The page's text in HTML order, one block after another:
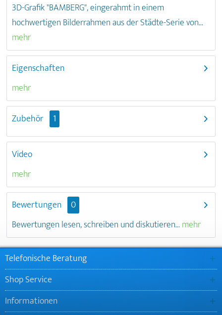
3D-Grafik "BAMBERG", eingerahmt in einem
hochwertigen Bilderrahmen aus der Städte-Serie von...
mehr
Eigenschaften
mehr
Zubehör 1
Video
mehr
Bewertungen
0
Bewertungen lesen, schreiben und diskutieren... mehr
Telefonische Beratung
Shop Service
Informationen